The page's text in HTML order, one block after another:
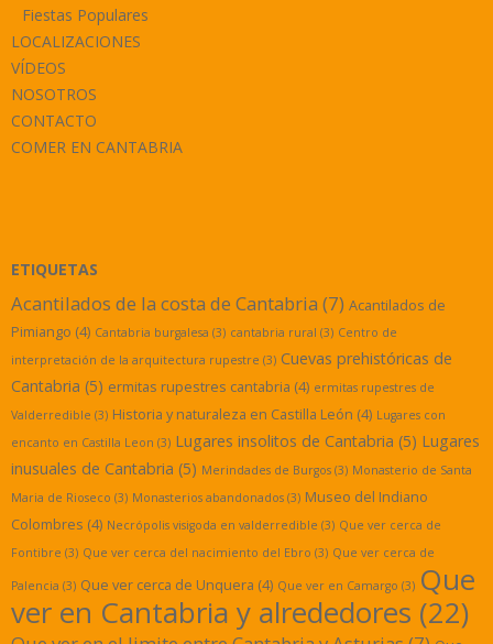
Fiestas Populares
LOCALIZACIONES
VÍDEOS
NOSOTROS
CONTACTO
COMER EN CANTABRIA
ETIQUETAS
Acantilados de la costa de Cantabria (7) Acantilados de
Pimiango (4) Cantabria burgalesa (3) cantabria rural (3) Centro de
interpretación de la arquitectura rupestre (3) Cuevas prehistóricas de
Cantabria (5) ermitas rupestres cantabria (4) ermitas rupestres de
Valderredible (3) Historia y naturaleza en Castilla León (4) Lugares con
encanto en Castilla Leon (3) Lugares insolitos de Cantabria (5) Lugares
inusuales de Cantabria (5) Merindades de Burgos (3) Monasterio de Santa
Maria de Rioseco (3) Monasterios abandonados (3) Museo del Indiano
Colombres (4) Necrópolis visigoda en valderredible (3) Que ver cerca de
Fontibre (3) Que ver cerca del nacimiento del Ebro (3) Que ver cerca de
Palencia (3) Que ver cerca de Unquera (4) Que ver en Camargo (3) Que
ver en Cantabria y alrededores (22)